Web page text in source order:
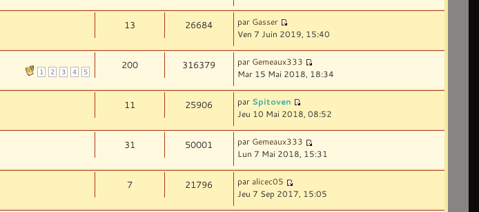
13 26684 par Gasser
Ven 7 Juin 2019, 15:40
1 2 3 4 5
200 316379 par Gemeaux333
Mar 15 Mai 2018, 18:34
11 25906 par Spitoven
Jeu 10 Mai 2018, 08:52
31 50001 par Gemeaux333
Lun 7 Mai 2018, 15:31
7 21796 paralicec05
Jeu 7 Sep 2017, 15:05